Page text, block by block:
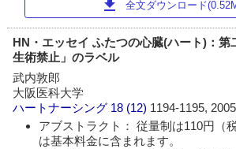
download 全文ダウンロード
HN・エッセイ ふたつの心臓(ハート)：第
生術禁止」のラベル
武内敦郎
大阪医科大学
ハートナーシング 18 (12) 1194-1195,
アブストラクト： 従量制は110円（
は基本料金に含まれます。